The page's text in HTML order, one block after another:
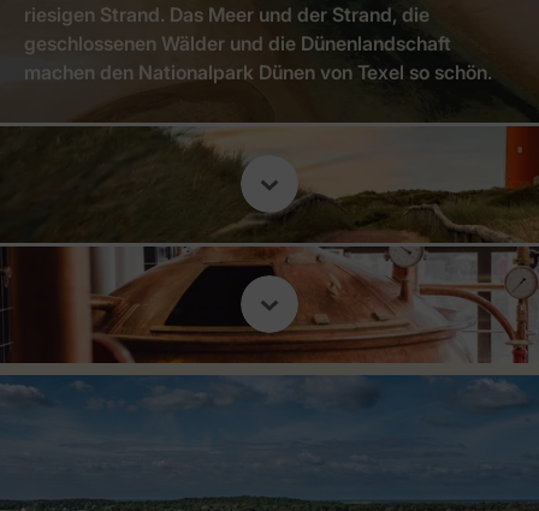
riesigen Strand. Das Meer und der Strand, die
geschlossenen Wälder und die Dünenlandschaft
machen den Nationalpark Dünen von Texel so schön.